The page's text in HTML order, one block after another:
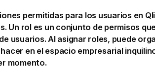
permitidas para los usuarios en
Un rol es un conjunto de permisos
usuarios. Al asignar roles, puede
en el espacio empresarial
momento.